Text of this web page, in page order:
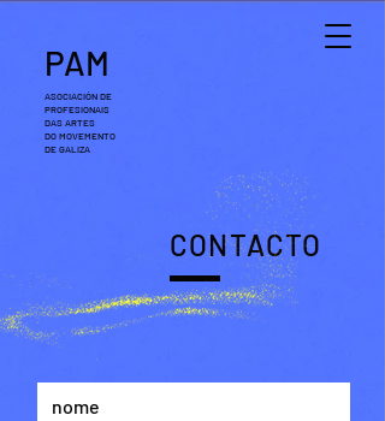
PAM
ASOCIACIÓN DE
PROFESIONAIS
DAS ARTES
DO MOVEMENTO
DE GALIZA
CONTACTO